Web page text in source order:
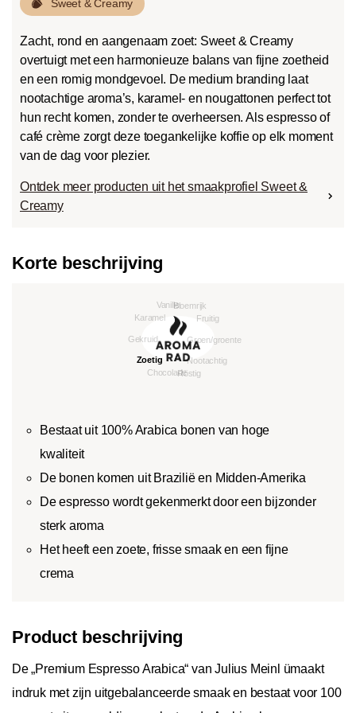
Sweet & Creamy
Zacht, rond en aangenaam zoet: Sweet & Creamy
overtuigt met een harmonieuze balans van fijne zoetheid
en een romig mondgevoel. De medium branding laat
nootachtige aroma’s, karamel- en nougattonen perfect tot
hun recht komen, zonder te overheersen. Als espresso of
café crème zorgt deze toegankelijke koffie op elk moment
van de dag voor plezier.
Ontdek meer producten uit het smaakprofiel Sweet &
Creamy
Korte beschrijving
Bestaat uit 100% Arabica bonen van hoge
kwaliteit
De bonen komen uit Brazilië en Midden-Amerika
De espresso wordt gekenmerkt door een bijzonder
sterk aroma
Het heeft een zoete, frisse smaak en een fijne
crema
Product beschrijving
De „Premium Espresso Arabica“ van Julius Meinl ümaakt
indruk met zijn uitgebalanceerde smaak en bestaat voor 100